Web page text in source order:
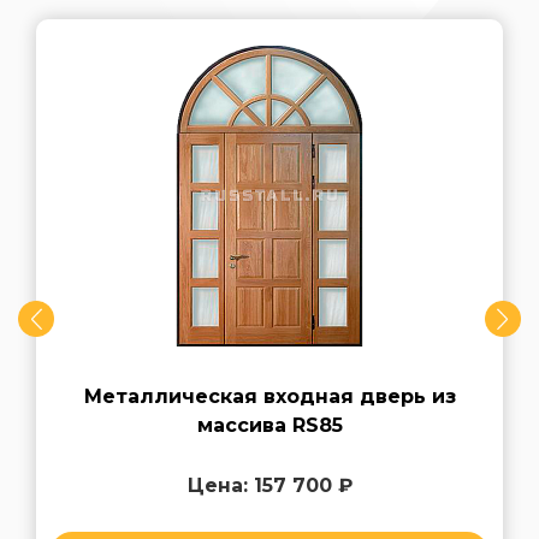
Металлическая входная дверь из
массива RS85
Цена: 157 700 ₽